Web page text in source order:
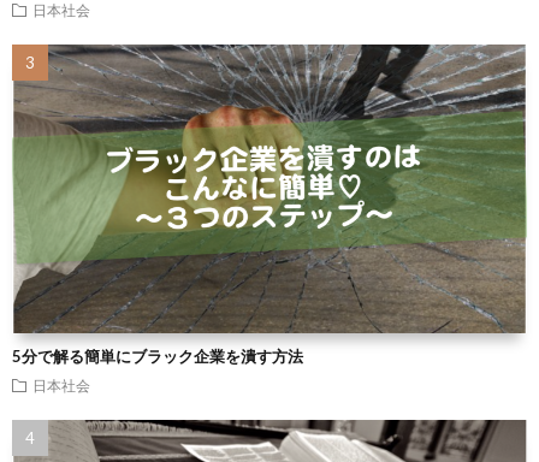
日本社会
5分で解る簡単にブラック企業を潰す方法
日本社会